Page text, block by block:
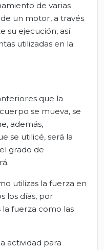
de varias
un motor, a través
su ejecución, así
utilizadas en la
que la
se mueva, se
además,
se utilicé, será la
grado de
utilizas la fuerza en
los días, por
la fuerza como las
actividad para